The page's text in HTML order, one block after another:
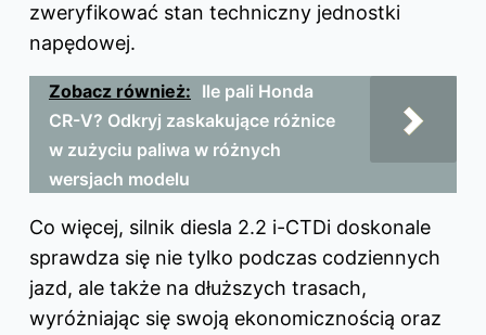
zweryfikować stan techniczny jednostki
napędowej.
Zobacz również: Ile pali Honda
CR-V? Odkryj zaskakujące różnice
w zużyciu paliwa w różnych
wersjach modelu
Co więcej, silnik diesla 2.2 i-CTDi doskonale
sprawdza się nie tylko podczas codziennych
jazd, ale także na dłuższych trasach,
wyróżniając się swoją ekonomicznością oraz